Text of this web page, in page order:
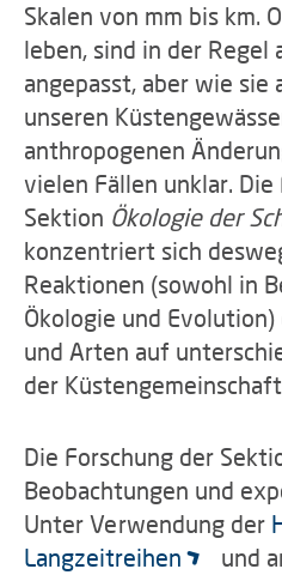
Skalen von mm bis km.
leben, sind in der Regel
angepasst, aber wie
unseren
anthropogenen
vielen Fällen unklar. Die
Sektion Ökologie der
konzentriert sich
Reaktionen (sowohl in
Ökologie und
und Arten auf
der
Die Forschung der
Beobachtungen und
Unter Verwendung der
Langzeitreihen
und